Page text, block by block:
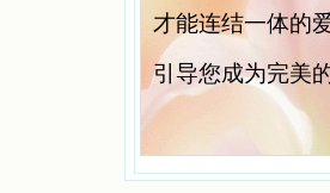
才能连结一体的
引导您成为完美